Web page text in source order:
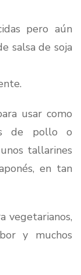
pero aún
salsa de soja
usar como
de pollo o
tallarines
en tan
vegetarianos,
y muchos